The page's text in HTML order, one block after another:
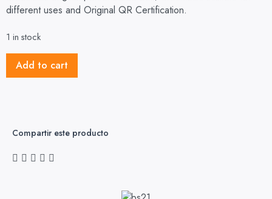
different uses and Original QR Certification.
1 in stock
Add to cart
Compartir este producto